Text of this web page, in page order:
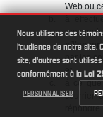
Web ou
«
par les
et
à ce
courrier
Nous utilisons des
l'audience de notre site.
site; d'autres sont
conformément à laLoi
PERSONNALISER